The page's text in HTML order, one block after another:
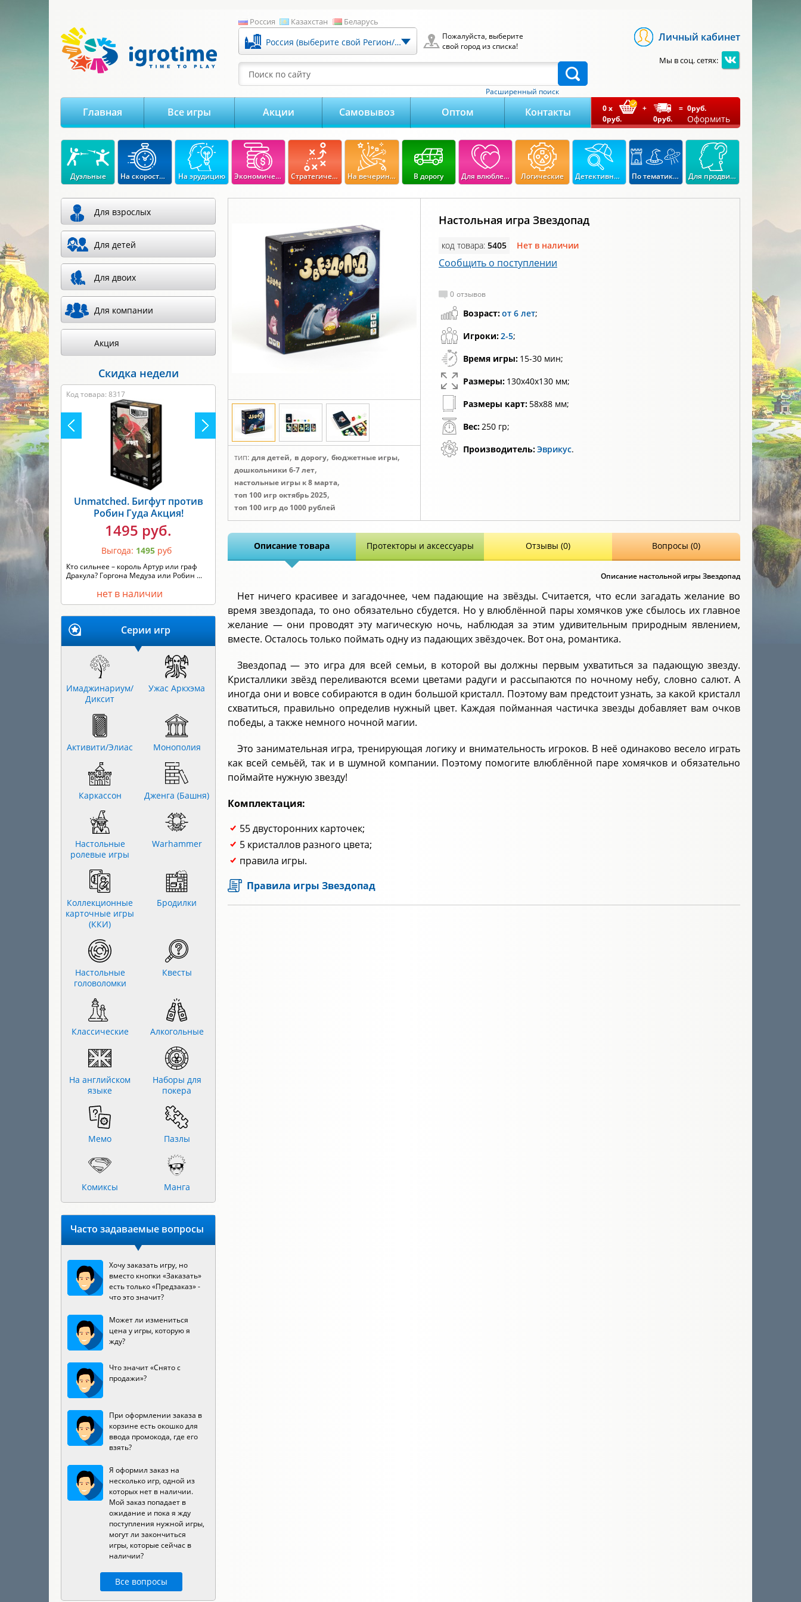
Россия Казахстан Беларусь
Россия (выберите свой Регион/Город)
Пожалуйста, выберите
свой город из списка!
Поиск по сайту
Расширенный поиск
Личный кабинет
Мы в соц. сетях:
Главная Все игры Акции Самовывоз Оптом Контакты 0x
0руб.
+
0руб.
= 0руб.
Оформить
Дуэльные На скорость реакции На эрудицию Экономические Стратегические На вечеринку В дорогу Для влюбленных Логические Детективные По тематикам Для продвинутых
тип: для детей, в дорогу, бюджетные игры,
дошкольники 6-7 лет,
настольные игры к 8 марта,
топ 100 игр октябрь 2025,
топ 100 игр до 1000 рублей
Настольная игра Звездопад
код товара: 5405 Нет в наличии
Сообщить о поступлении
0 отзывов
Возраст:от 6 лет;
Игроки:2-5;
Время игры: 15-30 мин;
Размеры: 130х40х130 мм;
Размеры карт: 58х88 мм;
Вес:250 гр;
Производитель:Эврикус.
Описание товара Протекторы и аксессуары Отзывы (0) Вопросы (0)
Описание настольной игры Звездопад
Нет ничего красивее и загадочнее, чем падающие на звёзды. Считается, что если загадать желание во
время звездопада, то оно обязательно сбудется. Но у влюблённой пары хомячков уже сбылось их главное
желание — они проводят эту магическую ночь, наблюдая за этим удивительным природным явлением,
вместе. Осталось только поймать одну из падающих звёздочек. Вот она, романтика.
Звездопад — это игра для всей семьи, в которой вы должны первым ухватиться за падающую звезду.
Кристаллики звёзд переливаются всеми цветами радуги и рассыпаются по ночному небу, словно салют. А
иногда они и вовсе собираются в один большой кристалл. Поэтому вам предстоит узнать, за какой кристалл
схватиться, правильно определив нужный цвет. Каждая пойманная частичка звезды добавляет вам очков
победы, а также немного ночной магии.
Это занимательная игра, тренирующая логику и внимательность игроков. В неё одинаково весело играть
как всей семьёй, так и в шумной компании. Поэтому помогите влюблённой паре хомячков и обязательно
поймайте нужную звезду!
Комплектация:
55 двусторонних карточек;
5 кристаллов разного цвета;
правила игры.
Правила игры Звездопад
Для взрослых
Для детей
Для двоих
Для компании
Акция
Скидка недели
Код товара: 8317
Unmatched. Бигфут против
Робин Гуда Акция!
1495 руб.
Выгода: 1495 руб
Кто сильнее – король Артур или граф
Дракула? Горгона Медуза или Робин ...
нет в наличии
Серии игр
Имаджинариум/
Диксит
Ужас Аркхэма
Активити/Элиас Монополия
Каркассон Дженга (Башня)
Настольные
ролевые игры
Warhammer
Коллекционные
карточные игры
(ККИ)
Бродилки
Настольные
головоломки
Квесты
Классические Алкогольные
На английском
языке
Наборы для
покера
Мемо Пазлы
Комиксы Манга
Часто задаваемые вопросы
Хочу заказать игру, но
вместо кнопки «Заказать»
есть только «Предзаказ» -
что это значит?
Может ли измениться
цена у игры, которую я
жду?
Что значит «Снято с
продажи»?
При оформлении заказа в
корзине есть окошко для
ввода промокода, где его
взять?
Я оформил заказ на
несколько игр, одной из
которых нет в наличии.
Мой заказ попадает в
ожидание и пока я жду
поступления нужной игры,
могут ли закончиться
игры, которые сейчас в
наличии?
Все вопросы